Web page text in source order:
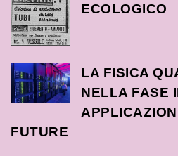
ECOLOGICO
LA FISICA
NELLA FASE
FUTURE